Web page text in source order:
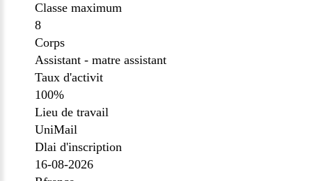
Classe maximum
8
Corps
Assistant - matre assistant
Taux d'activit
100%
Lieu de travail
UniMail
Dlai d'inscription
16-08-2026